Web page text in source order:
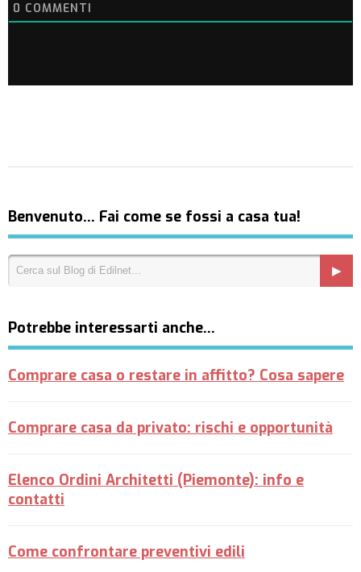
0 COMMENTI
Benvenuto… Fai come se fossi a casa tua!
Potrebbe interessarti anche…
Comprare casa o restare in affitto? Cosa sapere
Comprare casa da privato: rischi e opportunità
Elenco Ordini Architetti (Piemonte): info e
contatti
Come confrontare preventivi edili